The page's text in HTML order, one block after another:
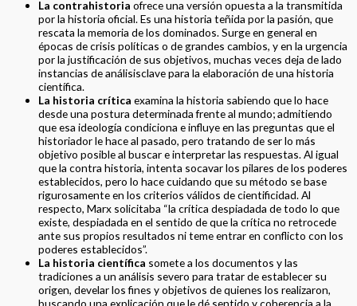
La contrahistoria ofrece una versión opuesta a la transmitida
por la historia oficial. Es una historia teñida por la pasión, que
rescata la memoria de los dominados. Surge en general en
épocas de crisis políticas o de grandes cambios, y en la urgencia
por la justificación de sus objetivos, muchas veces deja de lado
instancias de análisisclave para la elaboración de una historia
científica.
La historia crítica examina la historia sabiendo que lo hace
desde una postura determinada frente al mundo; admitiendo
que esa ideología condiciona e influye en las preguntas que el
historiador le hace al pasado, pero tratando de ser lo más
objetivo posible al buscar e interpretar las respuestas. Al igual
que la contra historia, intenta socavar los pilares de los poderes
establecidos, pero lo hace cuidando que su método se base
rigurosamente en los criterios válidos de cientificidad. Al
respecto, Marx solicitaba “la crítica despiadada de todo lo que
existe, despiadada en el sentido de que la crítica no retrocede
ante sus propios resultados ni teme entrar en conflicto con los
poderes establecidos”.
La historia científica somete a los documentos y las
tradiciones a un análisis severo para tratar de establecer su
origen, develar los fines y objetivos de quienes los realizaron,
buscando una explicación que le dé sentido y coherencia a la